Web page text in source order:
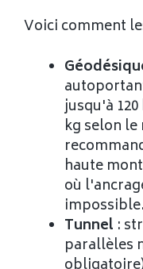
Voici comment
jusqu'à
kg selon
haute
où
impossible.
Tunnel :
parallèles